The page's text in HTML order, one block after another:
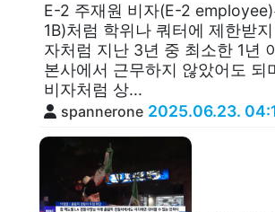
E-2 주재원 비자(E-2
1B)처럼 학위나 쿼터에 제한받
자처럼 지난 3년 중 최소한 1년
본사에서 근무하지 않았어도 되
비자처럼 상...
spannerone 2025.06.23.